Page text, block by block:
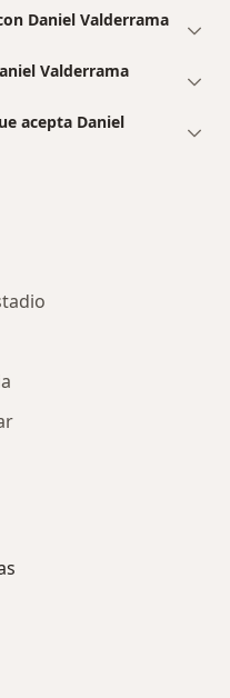
Daniel Valderrama
Valderrama
acepta Daniel